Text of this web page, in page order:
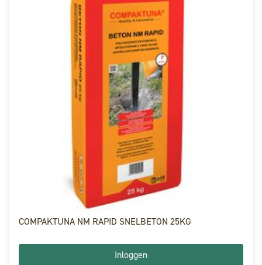
COMPAKTUNA NM RAPID SNELBETON 25KG
Inloggen